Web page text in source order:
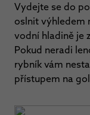
Vydejte se do
oslnit výhledem
vodní hladině je
Pokud neradi
rybník vám
přístupem na